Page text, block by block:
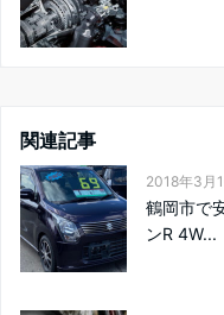
関連記事
2018年3月
鶴岡市で
ンR 4W...